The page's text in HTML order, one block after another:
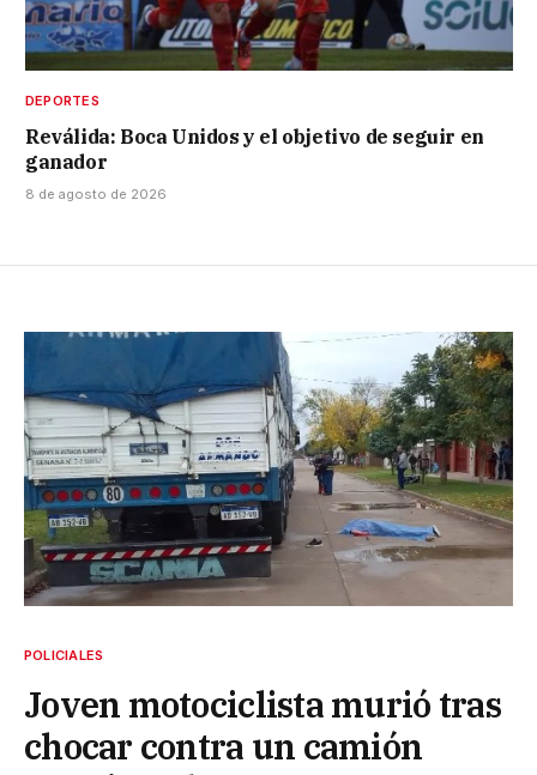
DEPORTES
Reválida: Boca Unidos y el objetivo de seguir en
ganador
8 de agosto de 2026
POLICIALES
Joven motociclista murió tras
chocar contra un camión